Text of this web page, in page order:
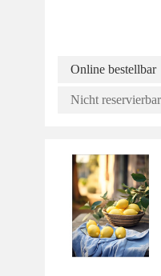
Online bestellbar
Nicht reservierbar